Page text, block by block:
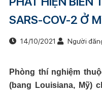
SARS-COV-2 Ở
14/10/2021 Người
Phòng thí nghiệm
(bang Louisiana, Mỹ)